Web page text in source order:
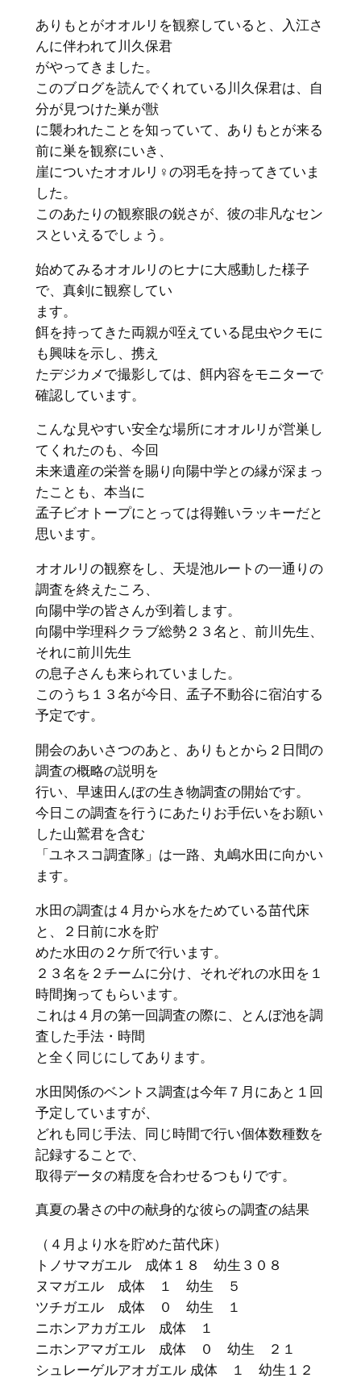
ありもとがオオルリを観察していると、入江さ
んに伴われて川久保君
がやってきました。
このブログを読んでくれている川久保君は、自
分が見つけた巣が獣
に襲われたことを知っていて、ありもとが来る
前に巣を観察にいき、
崖についたオオルリ♀の羽毛を持ってきていま
した。
このあたりの観察眼の鋭さが、彼の非凡なセン
スといえるでしょう。
始めてみるオオルリのヒナに大感動した様子
で、真剣に観察してい
ます。
餌を持ってきた両親が咥えている昆虫やクモに
も興味を示し、携え
たデジカメで撮影しては、餌内容をモニターで
確認しています。
こんな見やすい安全な場所にオオルリが営巣し
てくれたのも、今回
未来遺産の栄誉を賜り向陽中学との縁が深まっ
たことも、本当に
孟子ビオトープにとっては得難いラッキーだと
思います。
オオルリの観察をし、天堤池ルートの一通りの
調査を終えたころ、
向陽中学の皆さんが到着します。
向陽中学理科クラブ総勢２３名と、前川先生、
それに前川先生
の息子さんも来られていました。
このうち１３名が今日、孟子不動谷に宿泊する
予定です。
開会のあいさつのあと、ありもとから２日間の
調査の概略の説明を
行い、早速田んぼの生き物調査の開始です。
今日この調査を行うにあたりお手伝いをお願い
した山鷲君を含む
「ユネスコ調査隊」は一路、丸嶋水田に向かい
ます。
水田の調査は４月から水をためている苗代床
と、２日前に水を貯
めた水田の２ケ所で行います。
２３名を２チームに分け、それぞれの水田を１
時間掬ってもらいます。
これは４月の第一回調査の際に、とんぼ池を調
査した手法・時間
と全く同じにしてあります。
水田関係のベントス調査は今年７月にあと１回
予定していますが、
どれも同じ手法、同じ時間で行い個体数種数を
記録することで、
取得データの精度を合わせるつもりです。
真夏の暑さの中の献身的な彼らの調査の結果
（４月より水を貯めた苗代床）
トノサマガエル 成体１８ 幼生３０８
ヌマガエル 成体 １ 幼生 ５
ツチガエル 成体 ０ 幼生 １
ニホンアカガエル 成体 １
ニホンアマガエル 成体 ０ 幼生 ２１
シュレーゲルアオガエル 成体 １ 幼生１２